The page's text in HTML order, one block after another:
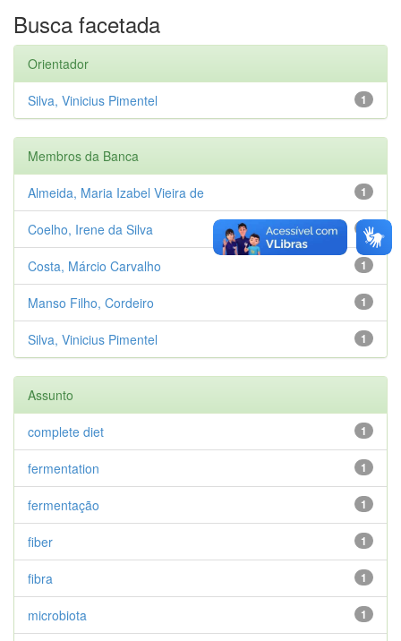
Busca facetada
Orientador
1
Silva, Vinicius Pimentel
Membros da Banca
1
Almeida, Maria Izabel Vieira de
1
Coelho, Irene da Silva
1
Costa, Márcio Carvalho
1
Manso Filho, Cordeiro
1
Silva, Vinicius Pimentel
Assunto
1
complete diet
1
fermentation
1
fermentação
1
fiber
1
fibra
1
microbiota